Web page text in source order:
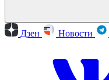
Дзен Новости